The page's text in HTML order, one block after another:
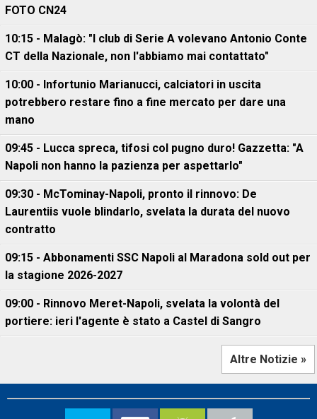
FOTO CN24
10:15 - Malagò: "I club di Serie A volevano Antonio Conte
CT della Nazionale, non l'abbiamo mai contattato"
10:00 - Infortunio Marianucci, calciatori in uscita
potrebbero restare fino a fine mercato per dare una
mano
09:45 - Lucca spreca, tifosi col pugno duro! Gazzetta: "A
Napoli non hanno la pazienza per aspettarlo"
09:30 - McTominay-Napoli, pronto il rinnovo: De
Laurentiis vuole blindarlo, svelata la durata del nuovo
contratto
09:15 - Abbonamenti SSC Napoli al Maradona sold out per
la stagione 2026-2027
09:00 - Rinnovo Meret-Napoli, svelata la volontà del
portiere: ieri l'agente è stato a Castel di Sangro
Altre Notizie »